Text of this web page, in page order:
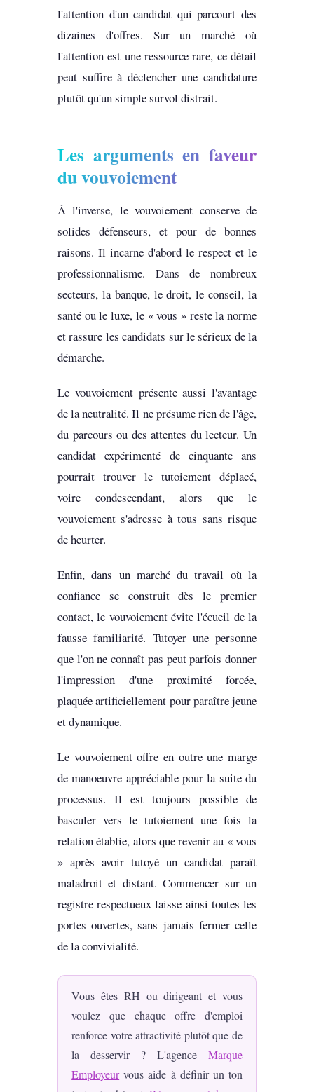
l'attention d'un candidat qui parcourt des
dizaines d'offres. Sur un marché où
l'attention est une ressource rare, ce détail
peut suffire à déclencher une candidature
plutôt qu'un simple survol distrait.
Les arguments en faveur
du vouvoiement
À l'inverse, le vouvoiement conserve de
solides défenseurs, et pour de bonnes
raisons. Il incarne d'abord le respect et le
professionnalisme. Dans de nombreux
secteurs, la banque, le droit, le conseil, la
santé ou le luxe, le « vous » reste la norme
et rassure les candidats sur le sérieux de la
démarche.
Le vouvoiement présente aussi l'avantage
de la neutralité. Il ne présume rien de l'âge,
du parcours ou des attentes du lecteur. Un
candidat expérimenté de cinquante ans
pourrait trouver le tutoiement déplacé,
voire condescendant, alors que le
vouvoiement s'adresse à tous sans risque
de heurter.
Enfin, dans un marché du travail où la
confiance se construit dès le premier
contact, le vouvoiement évite l'écueil de la
fausse familiarité. Tutoyer une personne
que l'on ne connaît pas peut parfois donner
l'impression d'une proximité forcée,
plaquée artificiellement pour paraître jeune
et dynamique.
Le vouvoiement offre en outre une marge
de manoeuvre appréciable pour la suite du
processus. Il est toujours possible de
basculer vers le tutoiement une fois la
relation établie, alors que revenir au « vous
» après avoir tutoyé un candidat paraît
maladroit et distant. Commencer sur un
registre respectueux laisse ainsi toutes les
portes ouvertes, sans jamais fermer celle
de la convivialité.
Vous êtes RH ou dirigeant et vous
voulez que chaque offre d'emploi
renforce votre attractivité plutôt que de
la desservir ? L'agence Marque
Employeurvous aide à définir un ton